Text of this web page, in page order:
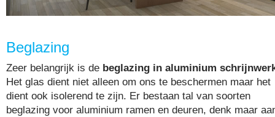
Beglazing
Zeer belangrijk is de beglazing in aluminium
Het glas dient niet alleen om ons te beschermen maar het
dient ook isolerend te zijn. Er bestaan tal van soorten
beglazing voor aluminium ramen en deuren, denk maar